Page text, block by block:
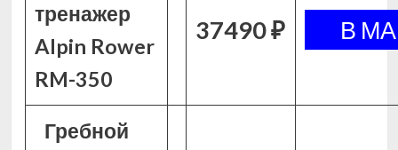
тренажер
Alpin Rower
RM-350
37490 ₽
Гребной